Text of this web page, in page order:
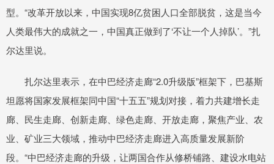
型。“改革开放以来，中国实现8亿贫困人口全部脱贫，这是当今
人类最伟大的成就之一，中国真正做到了‘不让一个人掉队’。”扎
尔达里说。
扎尔达里表示，在中巴经济走廊“2.0升级版”框架下，巴基斯
坦愿将国家发展框架同中国“十五五”规划对接，着力共建增长走
廊、民生走廊、创新走廊、绿色走廊、开放走廊，聚焦产业、农
业、矿业三大领域，推动中巴经济走廊进入高质量发展新阶
段。“中巴经济走廊的升级，让两国合作从修桥铺路、建设水电站